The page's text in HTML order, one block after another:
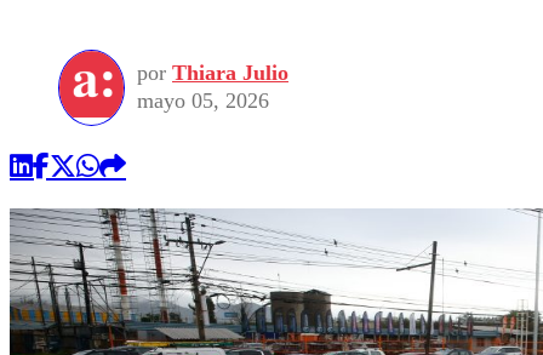
por Thiara Julio
mayo 05, 2026